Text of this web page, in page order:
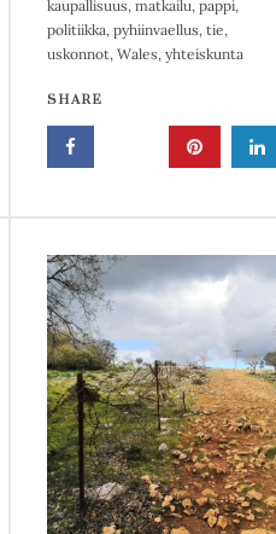
kaupallisuus, matkailu, pappi,
politiikka, pyhiinvaellus, tie,
uskonnot, Wales, yhteiskunta
SHARE